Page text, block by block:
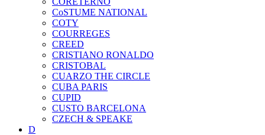
CoSTUME NATIONAL
COTY
COURREGES
CREED
CRISTIANO RONALDO
CRISTOBAL
CUARZO THE CIRCLE
CUBA PARIS
CUPID
CUSTO BARCELONA
CZECH & SPEAKE
D